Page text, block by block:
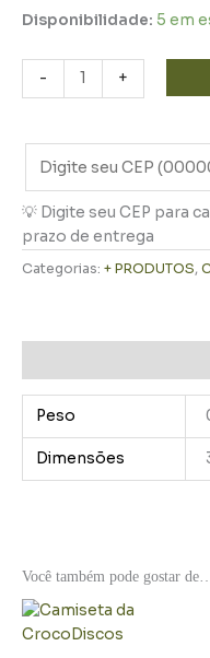
Disponibilidade: 5 em
- +
💡 Digite seu CEP para
prazo de entrega
Categorias: + PRODUTOS,
Peso
Dimensões
Você também pode gostar de…